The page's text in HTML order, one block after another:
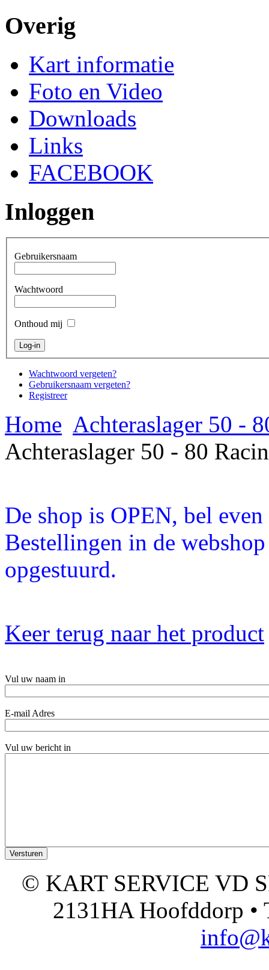
Overig
Kart informatie
Foto en Video
Downloads
Links
FACEBOOK
Inloggen
Gebruikersnaam
Wachtwoord
Onthoud mij
Wachtwoord vergeten?
Gebruikersnaam vergeten?
Registreer
Home Achteraslager 50 -
Achteraslager 50 - 80
De shop is OPEN, bel
Bestellingen in de
opgestuurd.
Keer terug naar het product
Vul uw naam in
E-mail Adres
Vul uw bericht in
© KART SERVICE VD
2131HA Hoofddorp •